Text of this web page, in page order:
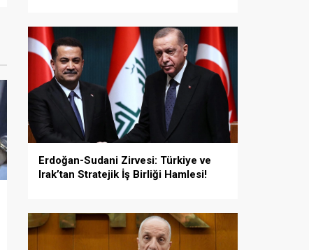
Erdoğan-Sudani Zirvesi: Türkiye ve
Irak’tan Stratejik İş Birliği Hamlesi!